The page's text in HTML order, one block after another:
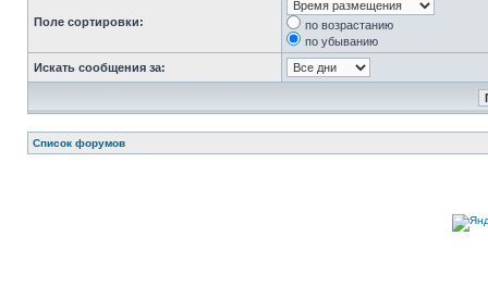
Поле сортировки:
по возрастанию
по убыванию
Искать сообщения за:
Список форумов